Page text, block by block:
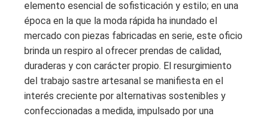
elemento esencial de sofisticación y estilo; en una
época en la que la moda rápida ha inundado el
mercado con piezas fabricadas en serie, este oficio
brinda un respiro al ofrecer prendas de calidad,
duraderas y con carácter propio. El resurgimiento
del trabajo sastre artesanal se manifiesta en el
interés creciente por alternativas sostenibles y
confeccionadas a medida, impulsado por una